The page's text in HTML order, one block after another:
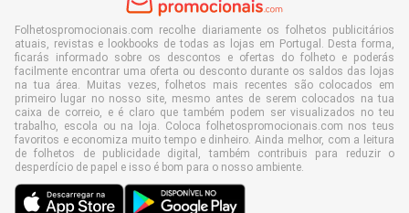
Folhetospromocionais.com recolhe diariamente os folhetos publicitários
atuais, revistas e lookbooks de todas as lojas em Portugal. Desta forma,
ficarás informado sobre os descontos e ofertas do folheto e poderás
facilmente encontrar uma oferta ou desconto durante os saldos das lojas
na tua área. Muitas vezes, folhetos mais recentes são colocados em
primeiro lugar no nosso site, mesmo antes de serem colocados na tua
caixa de correio, e é claro que também podem ser visualizados no teu
trabalho, escola ou na loja. Coloca folhetospromocionais.com nos teus
favoritos e economiza muito tempo e dinheiro. Ainda melhor, com a leitura
de folhetos de publicidade digital, também contribuis para reduzir o
desperdício de papel e isso é bom para o nosso ambiente.